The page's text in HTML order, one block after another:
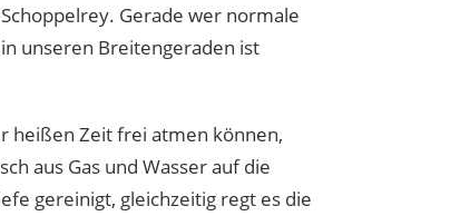
Gerade wer normale
unseren Breitengeraden ist
heißen Zeit frei atmen können,
aus Gas und Wasser auf die
gereinigt, gleichzeitig regt es die